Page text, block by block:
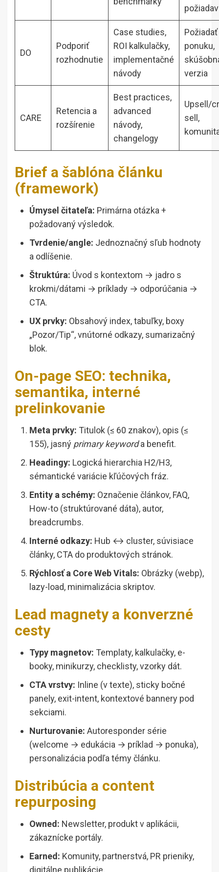
DO
Podporiť
rozhodnutie
Case studies,
ROI kalkulačky,
implementačné
návody
ponuku,
verzia
CARE
Retencia a
rozšírenie
Best practices,
advanced
návody,
changelogy
Upsell/
sell,
Brief a šablóna článku
(framework)
Úmysel čitateľa: Primárna otázka +
požadovaný výsledok.
Tvrdenie/angle: Jednoznačný sľub hodnoty
a odlíšenie.
Štruktúra: Úvod s kontextom → jadro s
krokmi/dátami → príklady → odporúčania →
CTA.
UX prvky: Obsahový index, tabuľky, boxy
„Pozor/Tip“, vnútorné odkazy, sumarizačný
blok.
On-page SEO: technika,
semantika, interné
prelinkovanie
Meta prvky: Titulok (≤ 60 znakov), opis (≤
155), jasný primary keyworda benefit.
Headingy: Logická hierarchia H2/H3,
sémantické variácie kľúčových fráz.
Entity a schémy: Označenie článkov, FAQ,
How-to (struktúrované dáta), autor,
breadcrumbs.
Interné odkazy: Hub ↔ cluster, súvisiace
články, CTA do produktových stránok.
Rýchlosť a Core Web Vitals: Obrázky (webp),
lazy-load, minimalizácia skriptov.
Lead magnety a konverzné
cesty
Typy magnetov: Templaty, kalkulačky, e-
booky, minikurzy, checklisty, vzorky dát.
CTA vrstvy: Inline (v texte), sticky bočné
panely, exit-intent, kontextové bannery pod
sekciami.
Nurturovanie: Autoresponder série
(welcome → edukácia → príklad → ponuka),
personalizácia podľa témy článku.
Distribúcia a content
repurposing
Owned: Newsletter, produkt v aplikácii,
zákaznícke portály.
Earned: Komunity, partnerstvá, PR prieniky,